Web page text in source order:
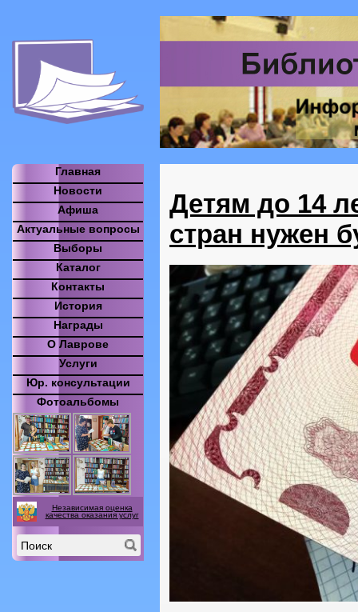
Детям до 14
стран нужен
Главная
Новости
Афиша
Актуальные вопросы
Выборы
Каталог
Контакты
История
Награды
О Лаврове
Услуги
Юр. консультации
Фотоальбомы
Независимая оценка
качества оказания услуг